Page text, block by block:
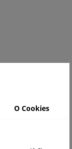
O Cookies